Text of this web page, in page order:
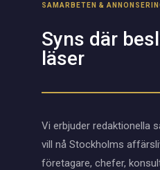
SAMARBETEN &
Syns där
läser
Vi erbjuder redaktionella
vill nå Stockholms
företagare, chefer,